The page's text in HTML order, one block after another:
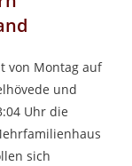
von Montag auf
und
Uhr die
sich